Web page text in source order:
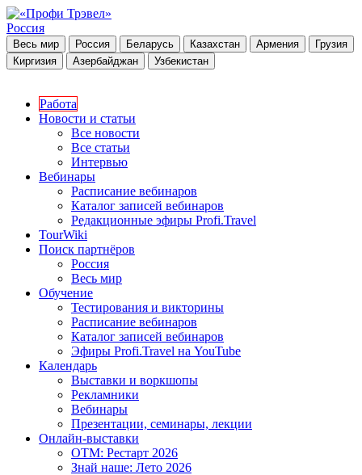
Россия
Весь мир Россия Беларусь Казахстан Армения
Грузия
Киргизия
Азербайджан Узбекистан
Работа
Новости и статьи
Все новости
Все статьи
Интервью
Вебинары
Расписание вебинаров
Каталог записей вебинаров
Редакционные эфиры Profi.Travel
TourWiki
Поиск партнёров
Россия
Весь мир
Обучение
Тестирования и викторины
Расписание вебинаров
Каталог записей вебинаров
Эфиры Profi.Travel на YouTube
Календарь
Выставки и воркшопы
Рекламники
Вебинары
Презентации, семинары, лекции
Онлайн-выставки
OTM: Рестарт 2026
Знай наше: Лето 2026